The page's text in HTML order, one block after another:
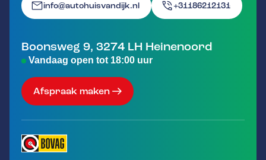
info@autohuisvandijk.nl +31186212131
Boonsweg 9, 3274 LH Heinenoord
Vandaag open tot 18:00 uur
Afspraak maken